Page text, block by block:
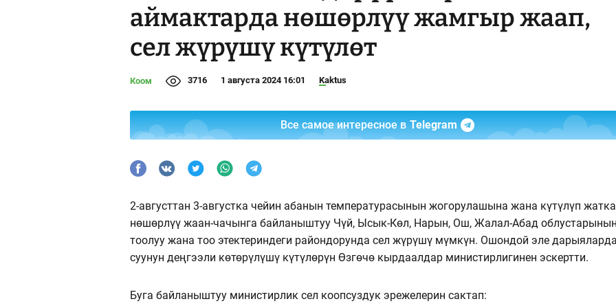
аймактарда нөшөрлүү жамгыр жаап,
сел жүрүшү күтүлөт
Коом 3716 1 августа 2024 16:01 Kaktus
Все самое интересное в Telegram
2-августтан 3-августка чейин абанын температурасынын жогорулашына жана күтүлүп
нөшөрлүү жаан-чачынга байланыштуу Чүй, Ысык-Көл, Нарын, Ош, Жалал-Абад облустарынын
тоолуу жана тоо этектериндеги райондорунда сел жүрүшү мүмкүн. Ошондой эле дарыяларда
суунун деңгээли көтөрүлүшү күтүлөрүн Өзгөчө кырдаалдар министирлигинен эскертти.
Буга байланыштуу министирлик сел коопсуздук эрежелерин сактап: